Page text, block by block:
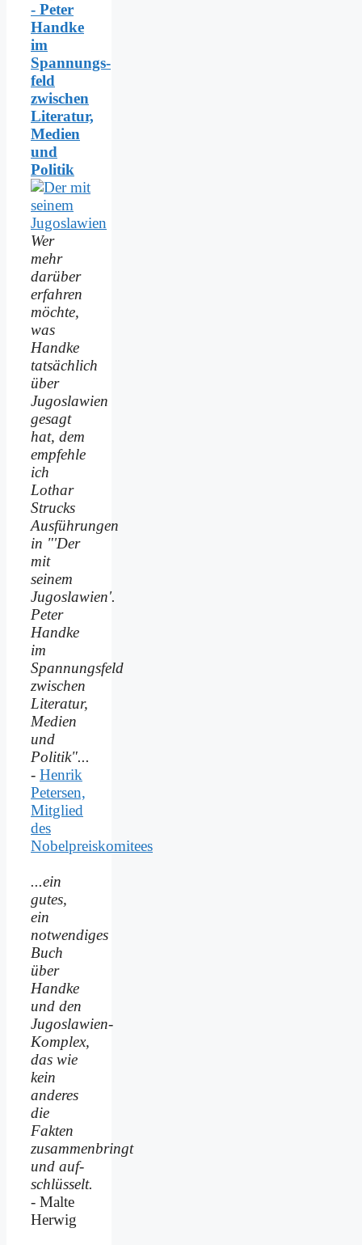
- Peter
Handke
im
Spannungs­
feld
zwischen
Literatur,
Medien
und
Politik
Wer
mehr
darüber
erfahren
möchte,
was
Handke
tatsächlich
über
Jugoslawien
gesagt
hat, dem
empfehle
ich
Lothar
Strucks
Ausführungen
in "'Der
mit
seinem
Jugoslawien'.
Peter
Handke
im
Spannungsfeld
zwischen
Literatur,
Medien
und
Politik"...
- Henrik
Petersen,
Mitglied
des
Nobelpreiskomitees
...ein
gutes,
ein
notwendiges
Buch
über
Handke
und den
Jugoslawien-
Komplex,
das wie
kein
anderes
die
Fakten
zusammenbringt
und auf­
schlüsselt.
- Malte
Herwig